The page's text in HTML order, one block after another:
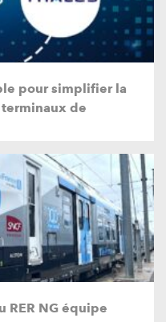
pour simplifier la
de
RER NG équipe